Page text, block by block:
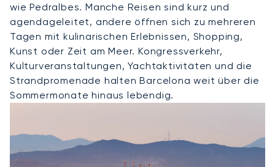
wie Pedralbes. Manche Reisen sind kurz und
agendageleitet, andere öffnen sich zu mehreren
Tagen mit kulinarischen Erlebnissen, Shopping,
Kunst oder Zeit am Meer. Kongressverkehr,
Kulturveranstaltungen, Yachtaktivitäten und die
Strandpromenade halten Barcelona weit über die
Sommermonate hinaus lebendig.